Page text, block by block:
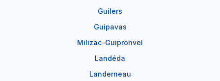
Guilers
Guipavas
Milizac-Guipronvel
Landéda
Landerneau